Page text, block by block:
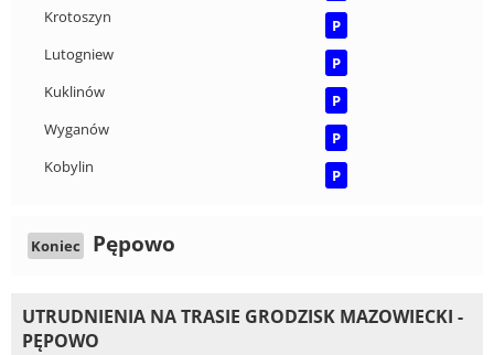
Krotoszyn
P
Lutogniew
P
Kuklinów
P
Wyganów
P
Kobylin
P
Koniec Pępowo
UTRUDNIENIA NA TRASIE GRODZISK MAZOWIECKI -
PĘPOWO